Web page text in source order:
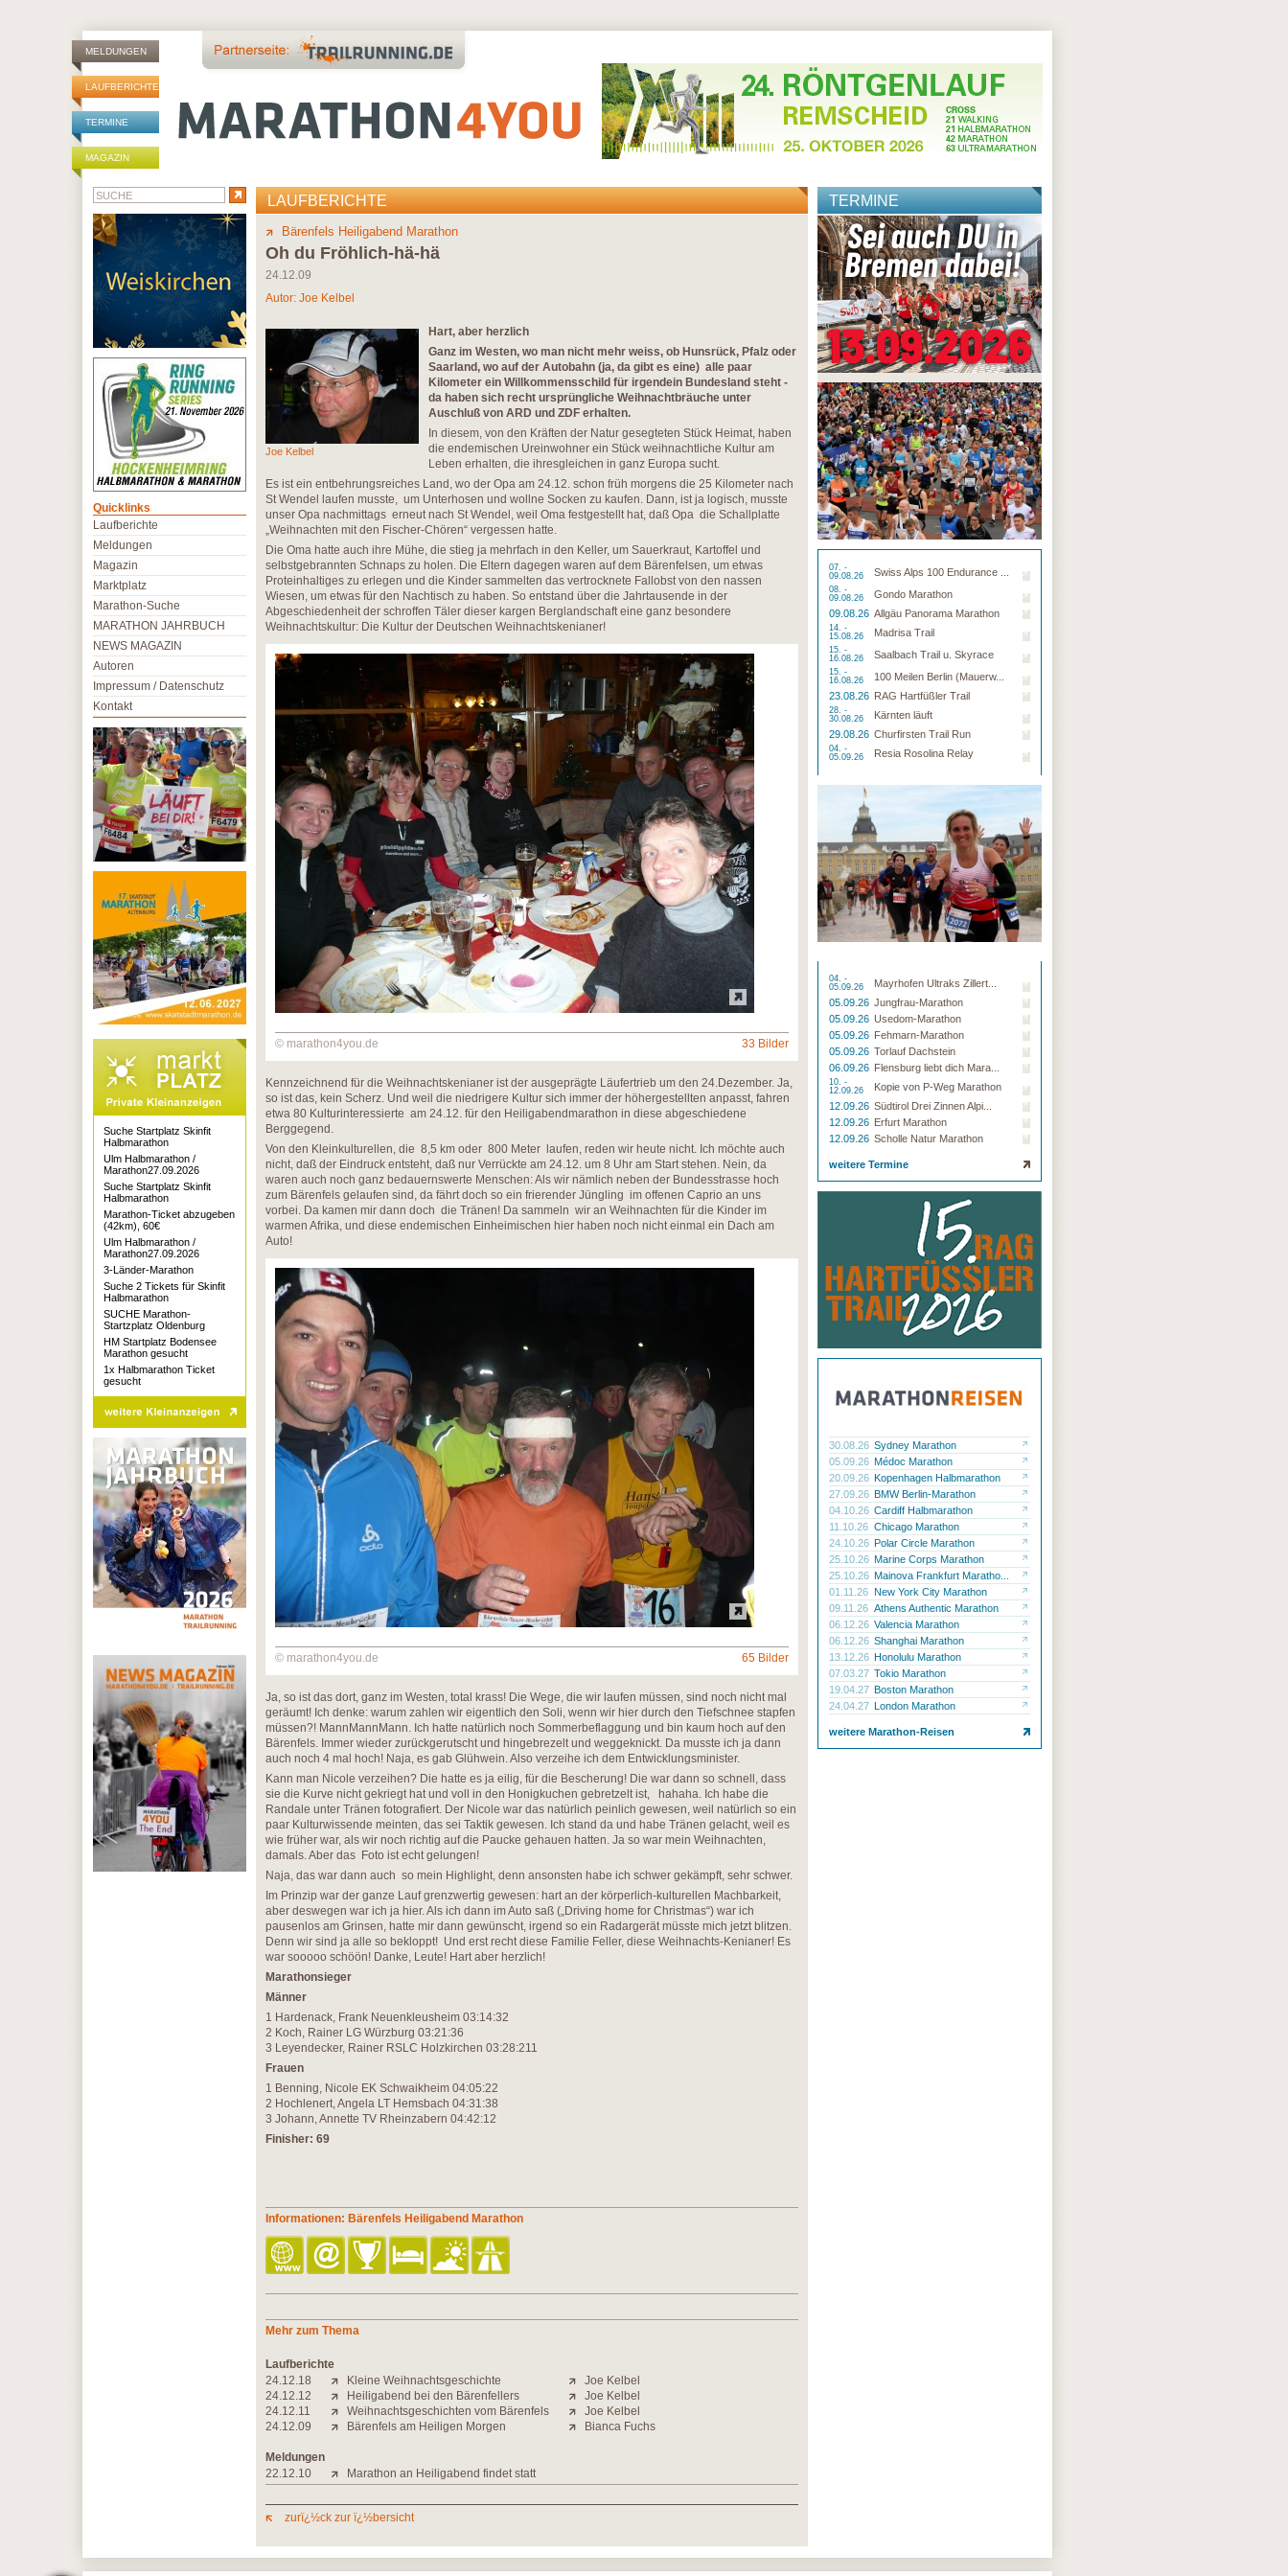
MELDUNGEN
LAUFBERICHTE
TERMINE
MAGAZIN
LAUFBERICHTE
Bärenfels Heiligabend Marathon
Oh du Fröhlich-hä-hä
24.12.09
Autor: Joe Kelbel
Joe Kelbel
Hart, aber herzlich
Ganz im Westen, wo man nicht mehr weiss, ob Hunsrück, Pfalz oder
Saarland, wo auf der Autobahn (ja, da gibt es eine) alle paar
Kilometer ein Willkommensschild für irgendein Bundesland steht -
da haben sich recht ursprüngliche Weihnachtbräuche unter
Auschluß von ARD und ZDF erhalten.
In diesem, von den Kräften der Natur gesegteten Stück Heimat, haben
die endemischen Ureinwohner ein Stück weihnachtliche Kultur am
Leben erhalten, die ihresgleichen in ganz Europa sucht.
Es ist ein entbehrungsreiches Land, wo der Opa am 24.12. schon früh morgens die 25 Kilometer nach
St Wendel laufen musste, um Unterhosen und wollne Socken zu kaufen. Dann, ist ja logisch, musste
unser Opa nachmittags erneut nach St Wendel, weil Oma festgestellt hat, daß Opa die Schallplatte
„Weihnachten mit den Fischer-Chören“ vergessen hatte.
Die Oma hatte auch ihre Mühe, die stieg ja mehrfach in den Keller, um Sauerkraut, Kartoffel und
selbstgebrannten Schnaps zu holen. Die Eltern dagegen waren auf dem Bärenfelsen, um etwas
Proteinhaltiges zu erlegen und die Kinder sammelten das vertrocknete Fallobst von den nassen
Wiesen, um etwas für den Nachtisch zu haben. So entstand über die Jahrtausende in der
Abgeschiedenheit der schroffen Täler dieser kargen Berglandschaft eine ganz besondere
Weihnachtskultur: Die Kultur der Deutschen Weihnachtskenianer!
© marathon4you.de 33 Bilder
Kennzeichnend für die Weihnachtskenianer ist der ausgeprägte Läufertrieb um den 24.Dezember. Ja,
so ist das, kein Scherz. Und weil die niedrigere Kultur sich immer der höhergestellten anpasst, fahren
etwa 80 Kulturinteressierte am 24.12. für den Heiligabendmarathon in diese abgeschiedene
Berggegend.
Von den Kleinkulturellen, die 8,5 km oder 800 Meter laufen, reden wir heute nicht. Ich möchte auch
nicht, daß der Eindruck entsteht, daß nur Verrückte am 24.12. um 8 Uhr am Start stehen. Nein, da
waren auch noch ganz bedauernswerte Menschen: Als wir nämlich neben der Bundesstrasse hoch
zum Bärenfels gelaufen sind, da fährt doch so ein frierender Jüngling im offenen Caprio an uns
vorbei. Da kamen mir dann doch die Tränen! Da sammeln wir an Weihnachten für die Kinder im
warmen Afrika, und diese endemischen Einheimischen hier haben noch nicht einmal ein Dach am
Auto!
© marathon4you.de 65 Bilder
Ja, so ist das dort, ganz im Westen, total krass! Die Wege, die wir laufen müssen, sind noch nicht mal
geräumt! Ich denke: warum zahlen wir eigentlich den Soli, wenn wir hier durch den Tiefschnee stapfen
müssen?! MannMannMann. Ich hatte natürlich noch Sommerbeflaggung und bin kaum hoch auf den
Bärenfels. Immer wieder zurückgerutscht und hingebrezelt und weggeknickt. Da musste ich ja dann
auch noch 4 mal hoch! Naja, es gab Glühwein. Also verzeihe ich dem Entwicklungsminister.
Kann man Nicole verzeihen? Die hatte es ja eilig, für die Bescherung! Die war dann so schnell, dass
sie die Kurve nicht gekriegt hat und voll in den Honigkuchen gebretzelt ist, hahaha. Ich habe die
Randale unter Tränen fotografiert. Der Nicole war das natürlich peinlich gewesen, weil natürlich so ein
paar Kulturwissende meinten, das sei Taktik gewesen. Ich stand da und habe Tränen gelacht, weil es
wie früher war, als wir noch richtig auf die Paucke gehauen hatten. Ja so war mein Weihnachten,
damals. Aber das Foto ist echt gelungen!
Naja, das war dann auch so mein Highlight, denn ansonsten habe ich schwer gekämpft, sehr schwer.
Im Prinzip war der ganze Lauf grenzwertig gewesen: hart an der körperlich-kulturellen Machbarkeit,
aber deswegen war ich ja hier. Als ich dann im Auto saß („Driving home for Christmas“) war ich
pausenlos am Grinsen, hatte mir dann gewünscht, irgend so ein Radargerät müsste mich jetzt blitzen.
Denn wir sind ja alle so bekloppt! Und erst recht diese Familie Feller, diese Weihnachts-Kenianer! Es
war sooooo schöön! Danke, Leute! Hart aber herzlich!
Marathonsieger
Männer
1 Hardenack, Frank Neuenkleusheim 03:14:32
2 Koch, Rainer LG Würzburg 03:21:36
3 Leyendecker, Rainer RSLC Holzkirchen 03:28:211
Frauen
1 Benning, Nicole EK Schwaikheim 04:05:22
2 Hochlenert, Angela LT Hemsbach 04:31:38
3 Johann, Annette TV Rheinzabern 04:42:12
Finisher: 69
Informationen: Bärenfels Heiligabend Marathon
Mehr zum Thema
Laufberichte
24.12.18
Kleine Weihnachtsgeschichte
Joe Kelbel
24.12.12
Heiligabend bei den Bärenfellers
Joe Kelbel
24.12.11
Weihnachtsgeschichten vom Bärenfels
Joe Kelbel
24.12.09
Bärenfels am Heiligen Morgen Bianca Fuchs
Meldungen
22.12.10
Marathon an Heiligabend findet statt
zurï¿½ck zur ï¿½bersicht
TERMINE
07. -
09.08.26
Swiss Alps 100 Endurance ...
08. -
09.08.26
Gondo Marathon
09.08.26 Allgäu Panorama Marathon
14. -
15.08.26
Madrisa Trail
15. -
16.08.26
Saalbach Trail u. Skyrace
15. -
16.08.26
100 Meilen Berlin (Mauerw...
23.08.26 RAG Hartfüßler Trail
28. -
30.08.26
Kärnten läuft
29.08.26 Churfirsten Trail Run
04. -
05.09.26
Resia Rosolina Relay
04. -
05.09.26
Mayrhofen Ultraks Zillert...
05.09.26 Jungfrau-Marathon
05.09.26 Usedom-Marathon
05.09.26 Fehmarn-Marathon
05.09.26 Torlauf Dachstein
06.09.26 Flensburg liebt dich Mara...
10. -
12.09.26
Kopie von P-Weg Marathon
12.09.26 Südtirol Drei Zinnen Alpi...
12.09.26 Erfurt Marathon
12.09.26 Scholle Natur Marathon
weitere Termine
30.08.26 Sydney Marathon
05.09.26 Médoc Marathon
20.09.26 Kopenhagen Halbmarathon
27.09.26 BMW Berlin-Marathon
04.10.26 Cardiff Halbmarathon
11.10.26 Chicago Marathon
24.10.26 Polar Circle Marathon
25.10.26 Marine Corps Marathon
25.10.26 Mainova Frankfurt Maratho...
01.11.26 New York City Marathon
09.11.26 Athens Authentic Marathon
06.12.26 Valencia Marathon
06.12.26 Shanghai Marathon
13.12.26 Honolulu Marathon
07.03.27 Tokio Marathon
19.04.27 Boston Marathon
24.04.27 London Marathon
weitere Marathon-Reisen
Quicklinks
Laufberichte
Meldungen
Magazin
Marktplatz
Marathon-Suche
MARATHON JAHRBUCH
NEWS MAGAZIN
Autoren
Impressum / Datenschutz
Kontakt
Suche Startplatz Skinfit
Halbmarathon
Ulm Halbmarathon /
Marathon27.09.2026
Suche Startplatz Skinfit
Halbmarathon
Marathon-Ticket abzugeben
(42km), 60€
Ulm Halbmarathon /
Marathon27.09.2026
3-Länder-Marathon
Suche 2 Tickets für Skinfit
Halbmarathon
SUCHE Marathon-
Startzplatz Oldenburg
HM Startplatz Bodensee
Marathon gesucht
1x Halbmarathon Ticket
gesucht